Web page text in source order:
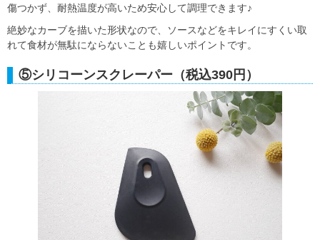
傷つかず、耐熱温度が高いため安心して調理できます♪
絶妙なカーブを描いた形状なので、ソースなどをキレイにすくい取
れて食材が無駄にならないことも嬉しいポイントです。
⑤シリコーンスクレーパー（税込390円）